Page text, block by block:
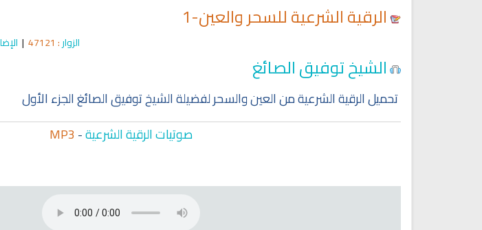
الرقية الشرعية للسحر والعين-1
الزوار: 47121
|
الشيخ توفيق الصائغ
تحميل الرقية الشرعية من العين والسحر لفضيلة الشيخ توفيق الصائغ الجزء الأول
صوتيات الرقية الشرعية-
MP3